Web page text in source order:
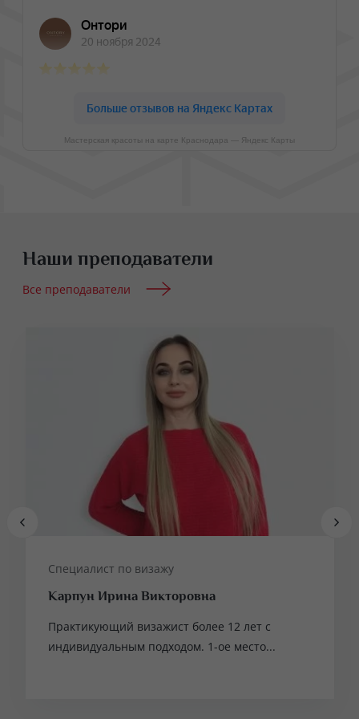
Мастерская красоты на карте Краснодара — Яндекс Карты
Наши преподаватели
Все преподаватели
Специалист по визажу
Карпун Ирина Викторовна
Практикующий визажист более 12 лет с
индивидуальным подходом. 1-ое место...